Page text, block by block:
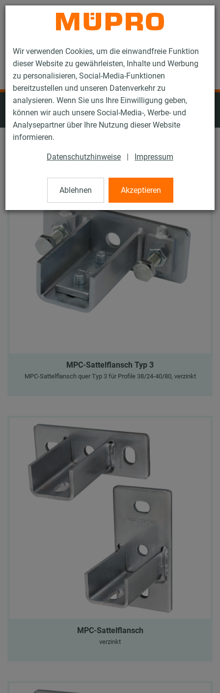
Wir verwenden Cookies, um die einwandfreie Funktion
dieser Website zu gewährleisten, Inhalte und Werbung
zu personalisieren, Social-Media-Funktionen
bereitzustellen und unseren Datenverkehr zu
analysieren. Wenn Sie uns Ihre Einwilligung geben,
können wir auch unsere Social-Media-, Werbe- und
Analysepartner über Ihre Nutzung dieser Website
informieren.
Datenschutzhinweise | Impressum
Ablehnen Akzeptieren
Kontakt
MPC-Systemschienen (leichter bis
mittlerer Lastbereich)
MPC-Sattelflansch Typ 3
MPC-Sattelflansch quer Typ 3 für Profile 38/24-40/80, verzinkt
MPC-Sattelflansch
verzinkt